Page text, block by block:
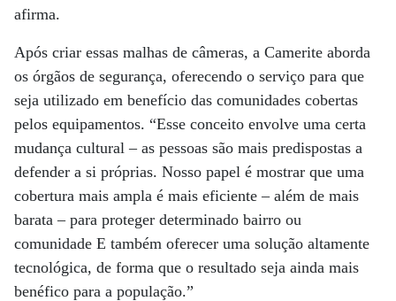
afirma.
Após criar essas malhas de câmeras, a Camerite aborda
os órgãos de segurança, oferecendo o serviço para que
seja utilizado em benefício das comunidades cobertas
pelos equipamentos. “Esse conceito envolve uma certa
mudança cultural – as pessoas são mais predispostas a
defender a si próprias. Nosso papel é mostrar que uma
cobertura mais ampla é mais eficiente – além de mais
barata – para proteger determinado bairro ou
comunidade E também oferecer uma solução altamente
tecnológica, de forma que o resultado seja ainda mais
benéfico para a população.”